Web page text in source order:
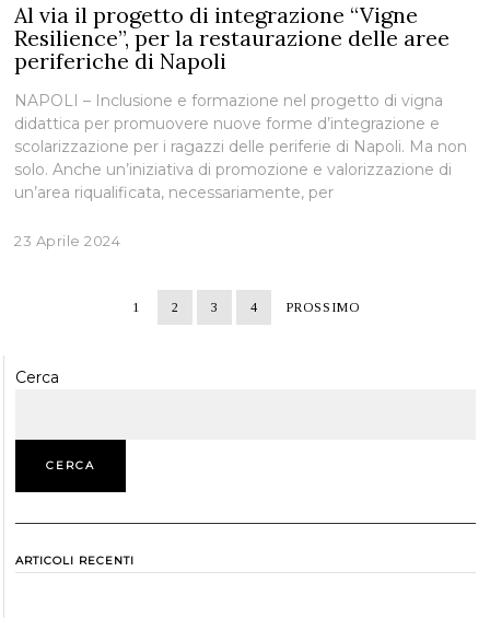
Al via il progetto di integrazione “Vigne
Resilience”, per la restaurazione delle aree
periferiche di Napoli
NAPOLI – Inclusione e formazione nel progetto di vigna
didattica per promuovere nuove forme d’integrazione e
scolarizzazione per i ragazzi delle periferie di Napoli. Ma non
solo. Anche un’iniziativa di promozione e valorizzazione di
un’area riqualificata, necessariamente, per
23 Aprile 2024
1 2 3 4 PROSSIMO
Cerca
CERCA
ARTICOLI RECENTI